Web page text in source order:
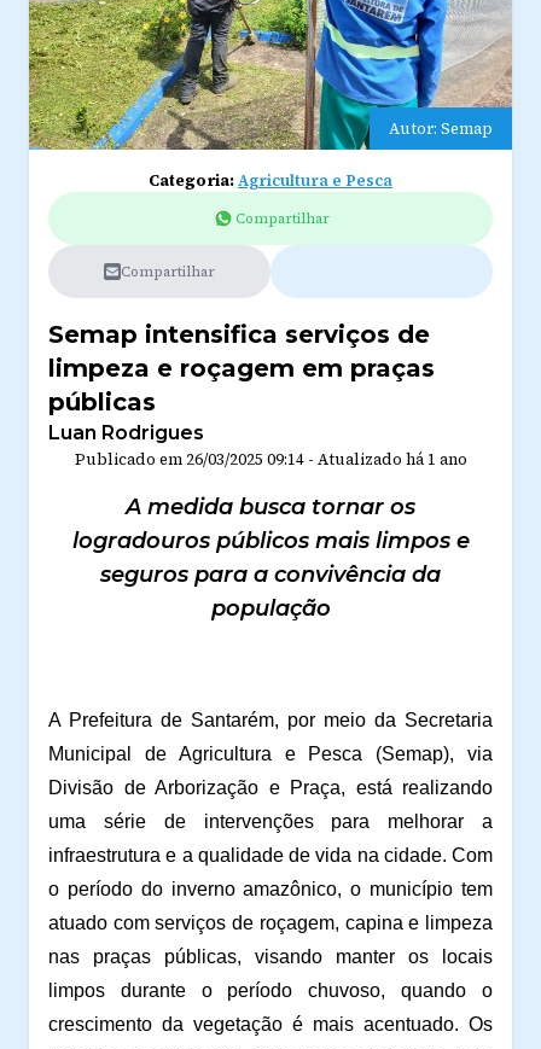
Autor: Semap
Categoria:Agricultura e Pesca
Compartilhar
Compartilhar
Semap intensifica serviços de
limpeza e roçagem em praças
públicas
Luan Rodrigues
Publicado em 26/03/2025 09:14- Atualizado há 1 ano
A medida busca tornar os
logradouros públicos mais limpos e
seguros para a convivência da
população
A Prefeitura de Santarém, por meio da Secretaria
Municipal de Agricultura e Pesca (Semap), via
Divisão de Arborização e Praça, está realizando
uma série de intervenções para melhorar a
infraestrutura e a qualidade de vida na cidade. Com
o período do inverno amazônico, o município tem
atuado com serviços de roçagem, capina e limpeza
nas praças públicas, visando manter os locais
limpos durante o período chuvoso, quando o
crescimento da vegetação é mais acentuado. Os